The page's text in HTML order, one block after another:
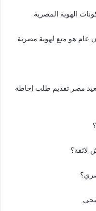
الهوية المصرية
عام هو منع لهوية مصرية
مصر تقديم طلب إحاطة
لائقة؟